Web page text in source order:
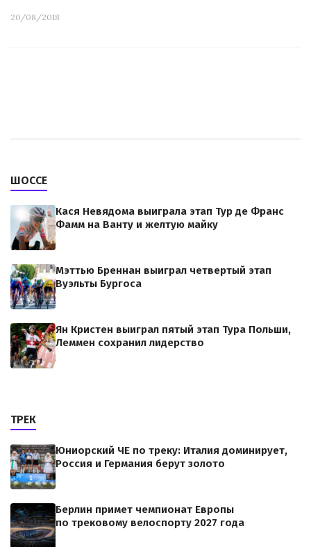
20/08/2018
ШОССЕ
Кася Невядома выиграла этап Тур де Франс
Фамм на Ванту и желтую майку
Мэттью Бреннан выиграл четвертый этап
Вуэльты Бургоса
Ян Кристен выиграл пятый этап Тура Польши,
Леммен сохранил лидерство
ТРЕК
Юниорский ЧЕ по треку: Италия доминирует,
Россия и Германия берут золото
Берлин примет чемпионат Европы
по трековому велоспорту 2027 года